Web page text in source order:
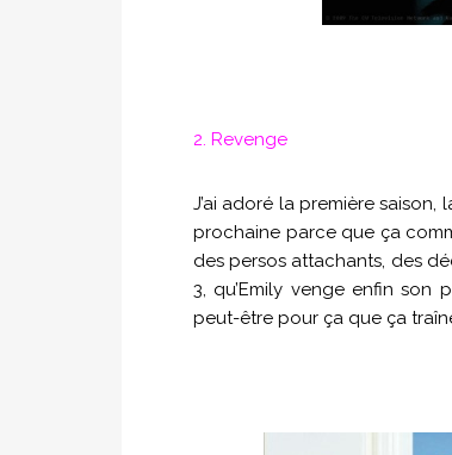
2. Revenge
J’ai adoré la première
prochaine parce que ça
des persos attachants, des
3, qu’Emily venge enfin son
peut-être pour ça que ça